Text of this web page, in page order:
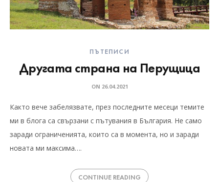
ПЪТЕПИСИ
Другата страна на Перущица
ON 26.04.2021
Както вече забелязвате, през последните месеци темите
ми в блога са свързани с пътувания в България. Не само
заради ограниченията, които са в момента, но и заради
новата ми максима….
CONTINUE READING